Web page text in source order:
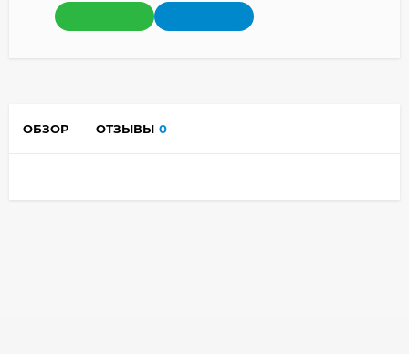
ОБЗОР ОТЗЫВЫ 0